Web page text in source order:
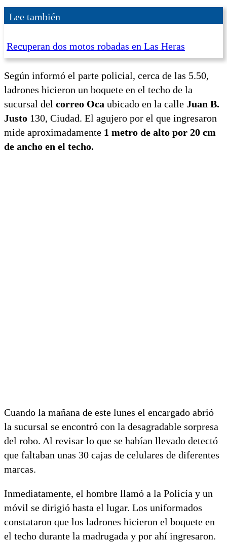
Lee también
Recuperan dos motos robadas en Las Heras
Según informó el parte policial, cerca de las 5.50,
ladrones hicieron un boquete en el techo de la
sucursal del correo Oca ubicado en la calle Juan B.
Justo 130, Ciudad. El agujero por el que ingresaron
mide aproximadamente 1 metro de alto por 20 cm
de ancho en el techo.
Cuando la mañana de este lunes el encargado abrió
la sucursal se encontró con la desagradable sorpresa
del robo. Al revisar lo que se habían llevado detectó
que faltaban unas 30 cajas de celulares de diferentes
marcas.
Inmediatamente, el hombre llamó a la Policía y un
móvil se dirigió hasta el lugar. Los uniformados
constataron que los ladrones hicieron el boquete en
el techo durante la madrugada y por ahí ingresaron.